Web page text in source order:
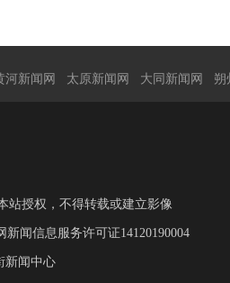
河新闻网 太原新闻网 大同新闻网 朔
站授权，不得转载或建立影像
新闻信息服务许可证14120190004
新闻中心